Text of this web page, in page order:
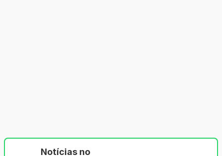
Notícias no